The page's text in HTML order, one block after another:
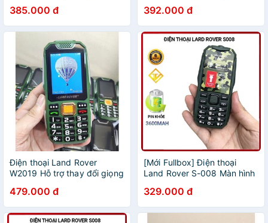
Bảo Hành 12 Tháng
385.000 đ
người già _ sạc dự phòng
cho máy khác
392.000 đ
Điện thoại Land Rover
W2019 Hỗ trợ thay đổi giọng
động Hỗ trợ sạc pin cho điện
thoại khác
479.000 đ
[Mới Fullbox] Điện thoại
Land Rover S-008 Màn hình
2 sóng, 1 thẻ nhớ Loa siêu to
329.000 đ